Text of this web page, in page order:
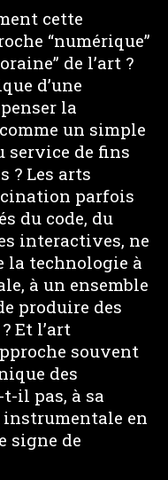
cette
“numérique”
de l’art ?
d’une
la
un simple
service de fins
? Les arts
parfois
du code, du
interactives, ne
la technologie à
à un ensemble
produire des
Et l’art
souvent
des
il pas, à sa
instrumentale en
signe de